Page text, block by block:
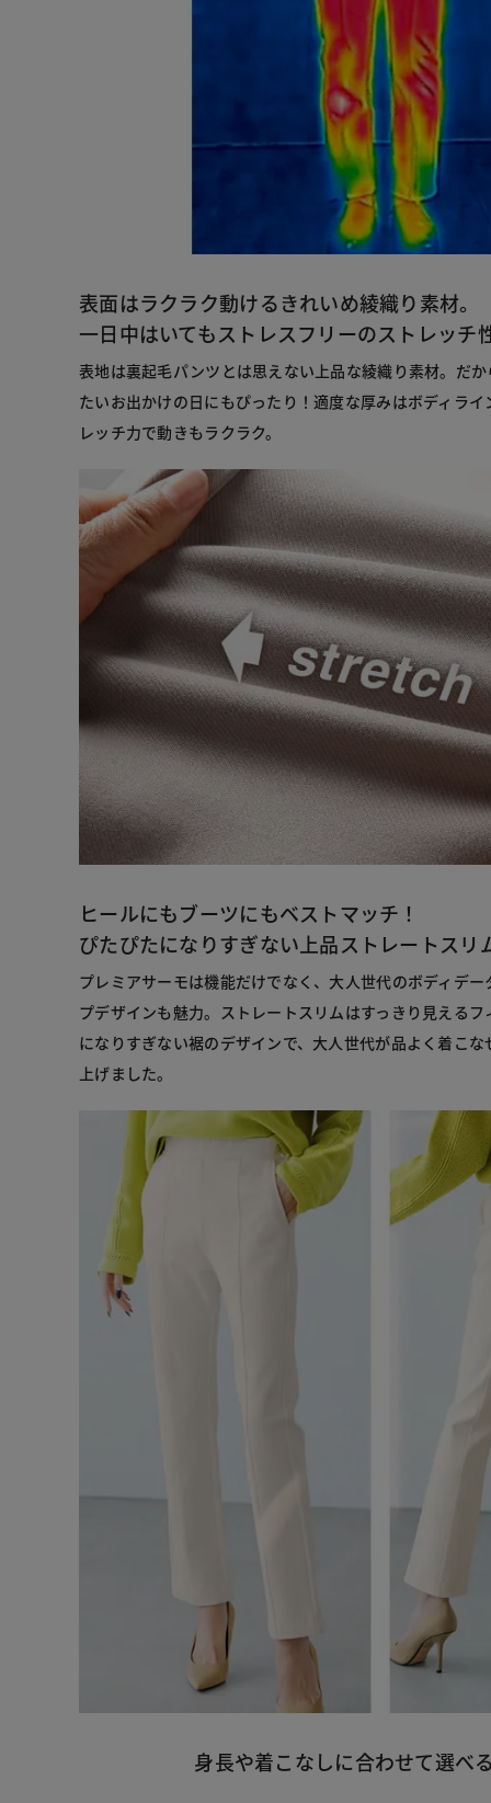
表面はラクラク動けるきれいめ綾織り素材。
一日中はいてもストレスフリーのストレッチ
表地は裏起毛パンツとは思えない上品な綾織り素材。だ
たいお出かけの日にもぴったり！適度な厚みはボディラ
レッチ力で動きもラクラク。
ヒールにもブーツにもベストマッチ！
ぴたぴたになりすぎない上品ストレートスリ
プレミアサーモは機能だけでなく、大人世代のボディデ
プデザインも魅力。ストレートスリムはすっきり見える
になりすぎない裾のデザインで、大人世代が品よく着こ
上げました。
身長や着こなしに合わせて選べ